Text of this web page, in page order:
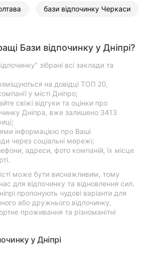
бази відпочинку Черкаси
Бази відпочинку у Дніпрі?
зібрані всі заклади та
на довідці ТОП 20,
у місті Дніпро;
свіжі відгуки та оцінки про
Дніпра, вже залишено 3413
інформацією про Ваші
через соціальні мережі;
адреси, фото компаній, їх місце
може бути виснажливим, тому
для відпочинку та відновлення сил.
пропонують чудові варіанти для
або дружнього відпочинку,
проживання та різноманітні
у Дніпрі